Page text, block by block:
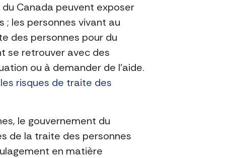
Canada peuvent exposer
; les personnes vivant au
des personnes pour du
se retrouver avec des
ou à demander de l’aide.
risques de traite des
le gouvernement du
de la traite des personnes
en matière